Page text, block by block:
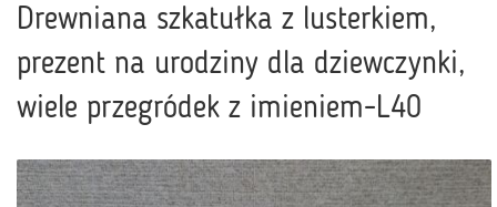
Drewniana szkatułka z lusterkiem,
prezent na urodziny dla dziewczynki,
wiele przegródek z imieniem-L40